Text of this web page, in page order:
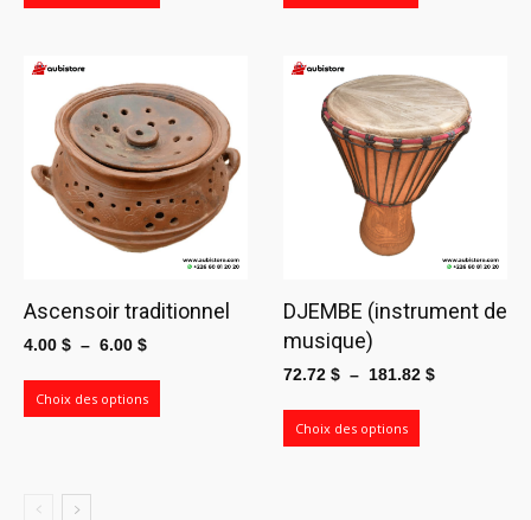
Ascensoir traditionnel
4.00 $ – 6.00 $Plage
prix :
Choix des options
DJEMBE (instrument de
musique)
72.72 $ – 181.82 $Plage
Choix des options